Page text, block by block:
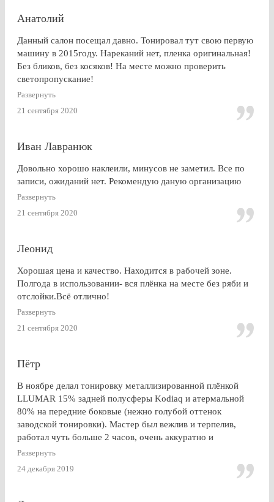
Анатолий
Данный салон посещал давно. Тонировал тут свою первую
машину в 2015году. Нареканий нет, пленка оригинальная!
Без бликов, без косяков! На месте можно проверить
светопропускание!
Развернуть
21 сентября 2020
Иван Лавранюк
Довольно хорошо наклеили, минусов не заметил. Все по
записи, ожиданий нет. Рекомендую даную организацию
Развернуть
21 сентября 2020
Леонид
Хорошая цена и качество. Находится в рабочей зоне.
Полгода в использовании- вся плёнка на месте без ряби и
отслойки.Всё отлично!
Развернуть
21 сентября 2020
Пётр
В ноябре делал тонировку металлизированной плёнкой
LLUMAR 15% задней полусферы Kodiaq и атермальной
80% на передние боковые (нежно голубой оттенок
заводской тонировки). Мастер был вежлив и терпелив,
работал чуть больше 2 часов, очень аккуратно и
профессионально. Результат на 5+ ! Особенно приятно
получить гарантию на работу и плёнку. Отдельное спасибо
за консультацию, как до работ, так по их завершении!
Развернуть
24 декабря 2019